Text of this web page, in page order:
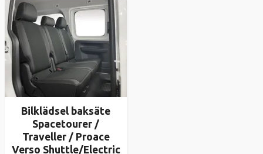
Bilklädsel baksäte
Spacetourer /
Traveller / Proace
Verso Shuttle/Electric